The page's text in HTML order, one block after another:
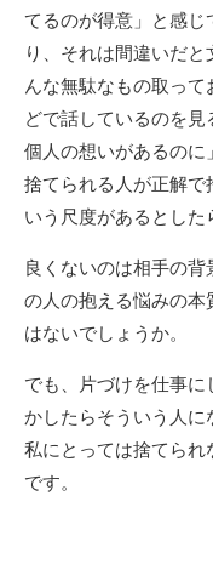
てるのが得意」と感じ
り、それは間違いだ
んな無駄なもの取っ
どで話しているのを
個人の想いがあるのに
捨てられる人が正解で
いう尺度があるとした
良くないのは相手の
の人の抱える悩みの
はないでしょうか。
でも、片づけを仕事
かしたらそういう人に
私にとっては捨てら
です。